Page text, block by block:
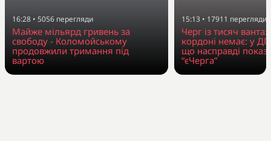
16:28 • 5056 перегляди
Майже мільярд гривень за
свободу - Коломойському
продовжили тримання під
вартою
15:13 • 17911 перегляди
Черг із тисяч
кордоні немає: у
що насправді
“єЧерга”